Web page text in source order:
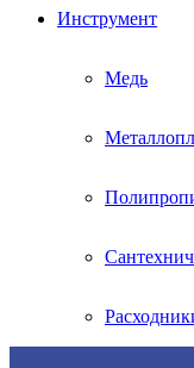
Инструмент
Медь